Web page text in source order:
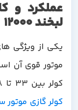
عملکرد و
لبخند 12000
موتور قوی آن است.
کولر بین 33 تا 38 کیلوگرم متغیر می باشد.
کولر گازی موتور